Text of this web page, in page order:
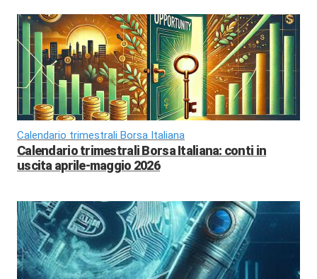
Calendario trimestrali Borsa Italiana
Calendario trimestrali Borsa Italiana: conti in
uscita aprile-maggio 2026